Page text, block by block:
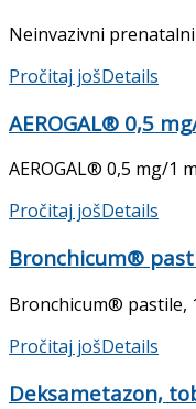
Neinvazivni
Pročitaj jošDetails
AEROGAL® 0,5
AEROGAL® 0,5 mg/1
Pročitaj jošDetails
Bronchicum®
Bronchicum® pastile,
Pročitaj jošDetails
Deksametazon,